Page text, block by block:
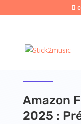
Amazon
2025 :